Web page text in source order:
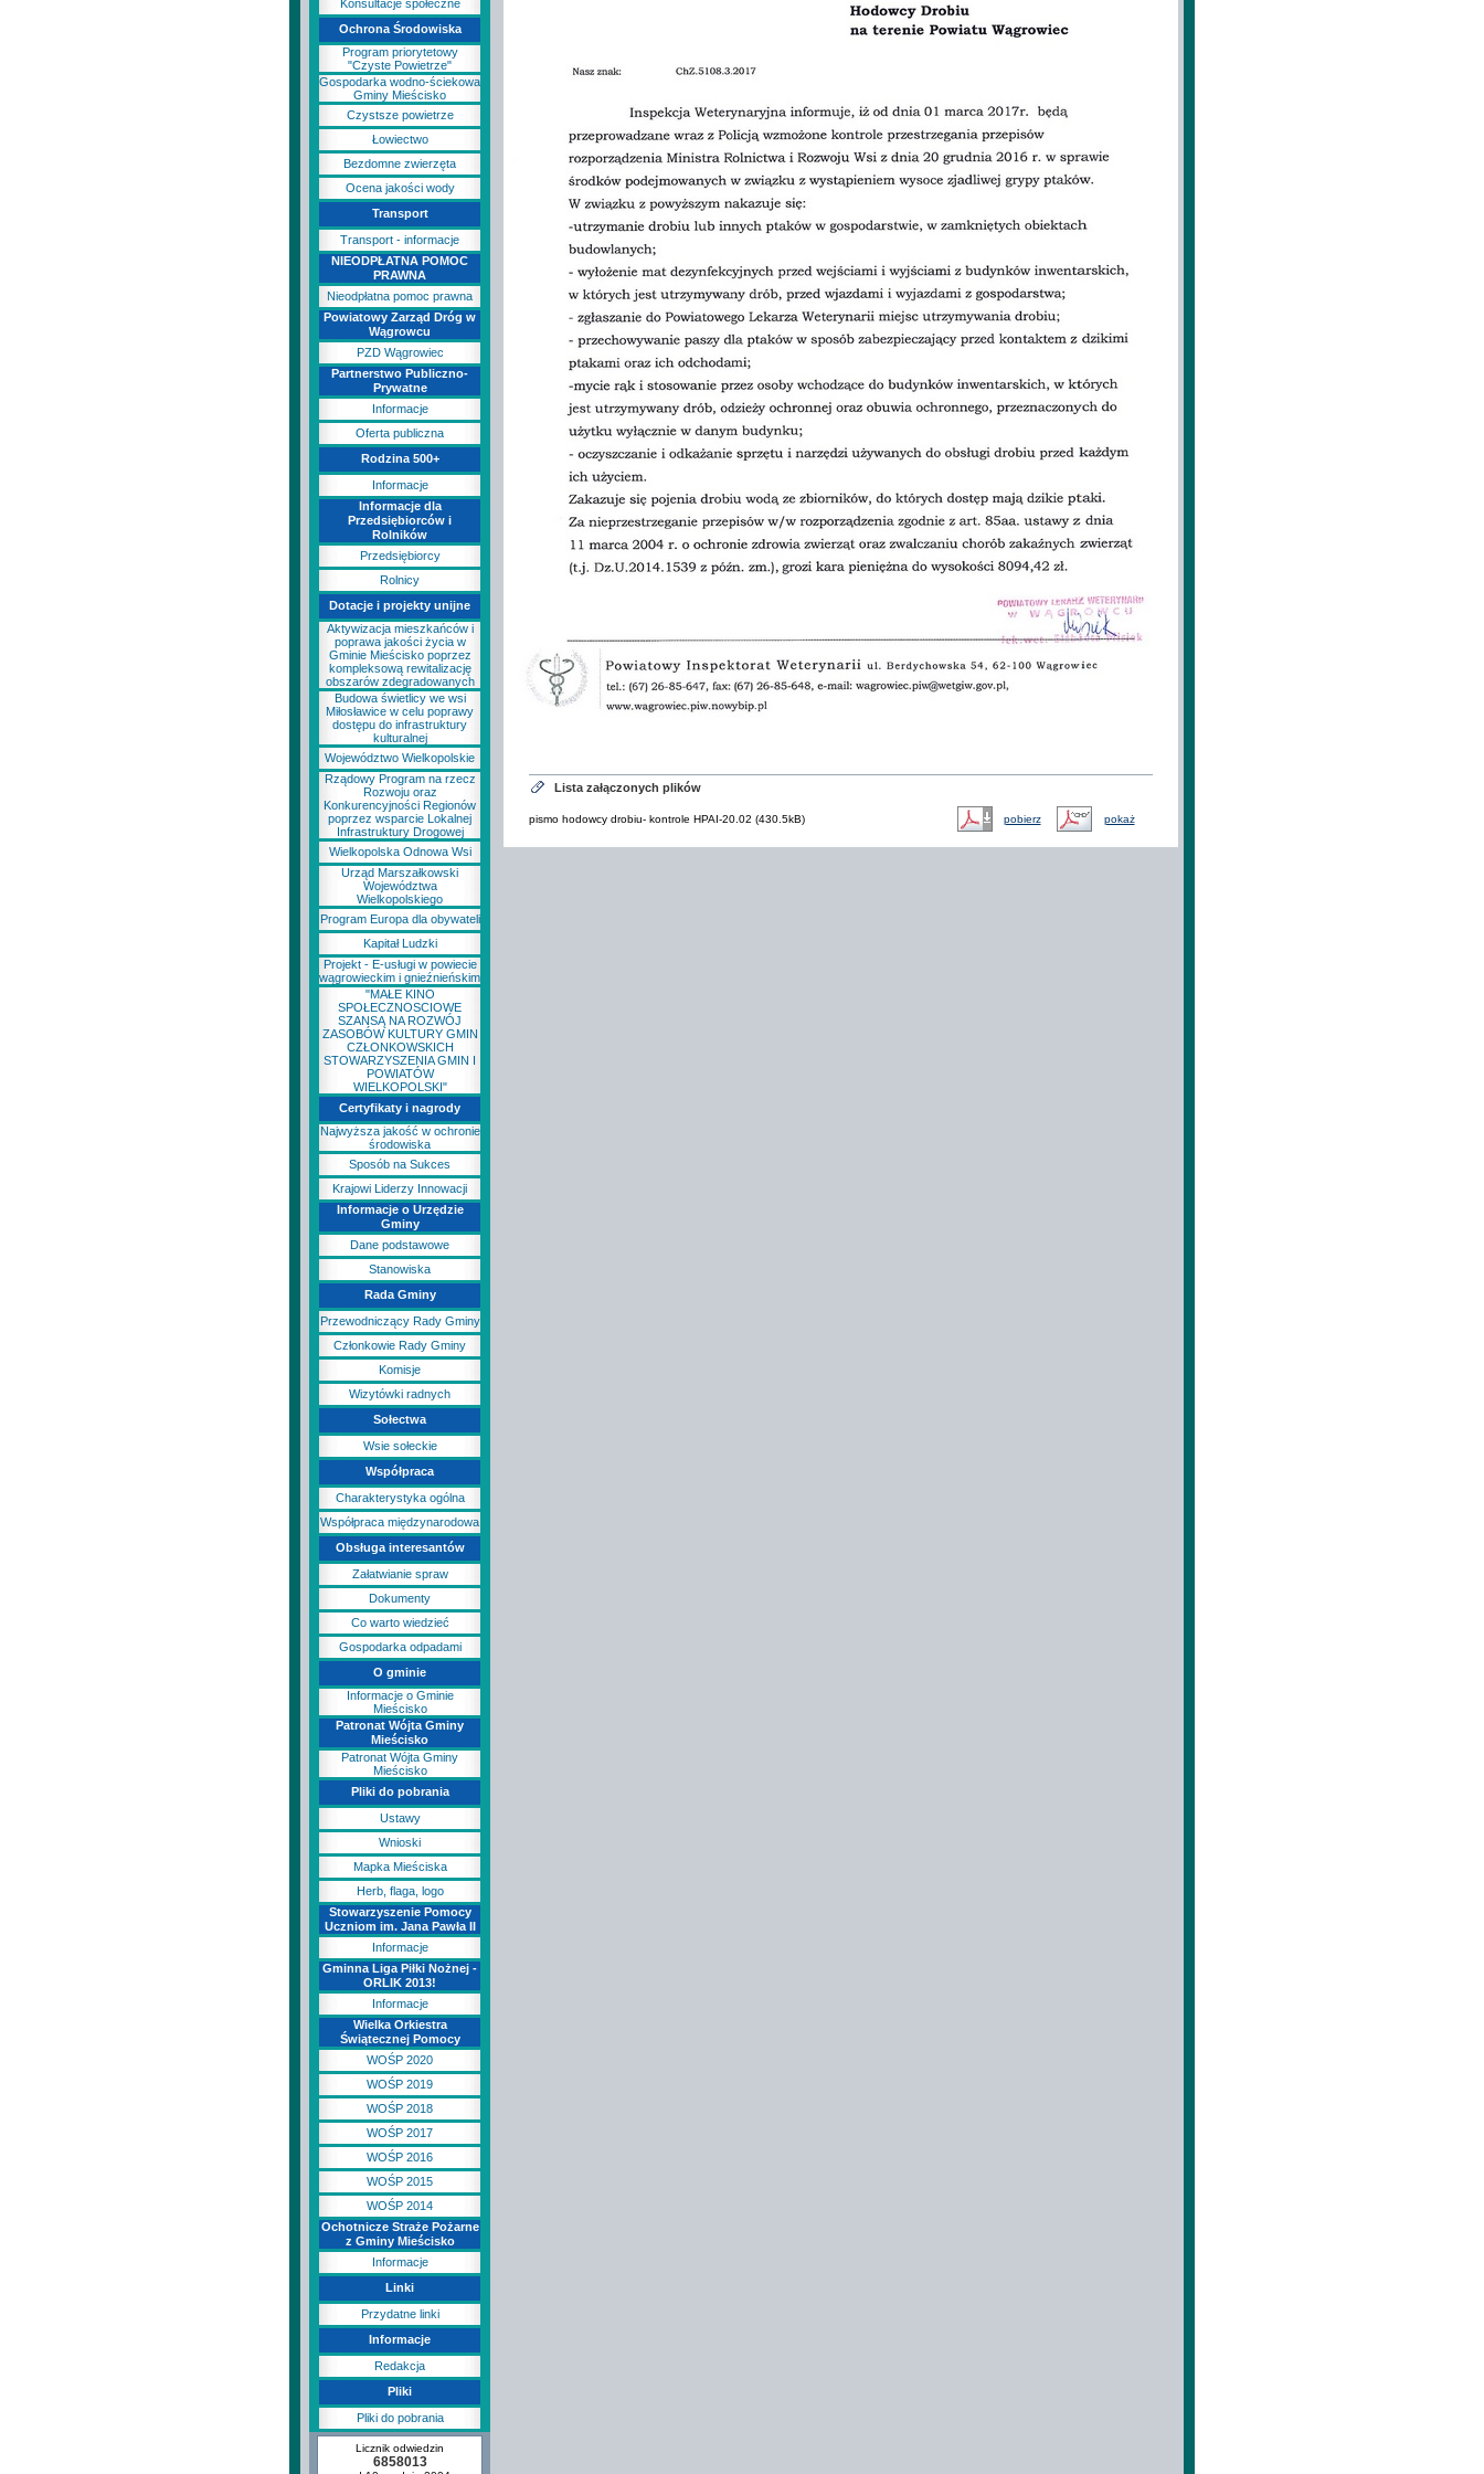
Konsultacje społeczne
Ochrona Środowiska
Program priorytetowy
"Czyste Powietrze"
Gospodarka wodno-ściekowa
Gminy Mieścisko
Czystsze powietrze
Łowiectwo
Bezdomne zwierzęta
Ocena jakości wody
Transport
Transport - informacje
NIEODPŁATNA POMOC
PRAWNA
Nieodpłatna pomoc prawna
Powiatowy Zarząd Dróg w
Wągrowcu
PZD Wągrowiec
Partnerstwo Publiczno-
Prywatne
Informacje
Oferta publiczna
Rodzina 500+
Informacje
Informacje dla
Przedsiębiorców i
Rolników
Przedsiębiorcy
Rolnicy
Dotacje i projekty unijne
Aktywizacja mieszkańców i
poprawa jakości życia w
Gminie Mieścisko poprzez
kompleksową rewitalizację
obszarów zdegradowanych
Budowa świetlicy we wsi
Miłosławice w celu poprawy
dostępu do infrastruktury
kulturalnej
Województwo Wielkopolskie
Rządowy Program na rzecz
Rozwoju oraz
Konkurencyjności Regionów
poprzez wsparcie Lokalnej
Infrastruktury Drogowej
Wielkopolska Odnowa Wsi
Urząd Marszałkowski
Województwa
Wielkopolskiego
Program Europa dla obywateli
Kapitał Ludzki
Projekt - E-usługi w powiecie
wągrowieckim i gnieźnieńskim
"MAŁE KINO
SPOŁECZNOSCIOWE
SZANSĄ NA ROZWÓJ
ZASOBÓW KULTURY GMIN
CZŁONKOWSKICH
STOWARZYSZENIA GMIN I
POWIATÓW
WIELKOPOLSKI"
Certyfikaty i nagrody
Najwyższa jakość w ochronie
środowiska
Sposób na Sukces
Krajowi Liderzy Innowacji
Informacje o Urzędzie
Gminy
Dane podstawowe
Stanowiska
Rada Gminy
Przewodniczący Rady Gminy
Członkowie Rady Gminy
Komisje
Wizytówki radnych
Sołectwa
Wsie sołeckie
Współpraca
Charakterystyka ogólna
Współpraca międzynarodowa
Obsługa interesantów
Załatwianie spraw
Dokumenty
Co warto wiedzieć
Gospodarka odpadami
O gminie
Informacje o Gminie
Mieścisko
Patronat Wójta Gminy
Mieścisko
Patronat Wójta Gminy
Mieścisko
Pliki do pobrania
Ustawy
Wnioski
Mapka Mieściska
Herb, flaga, logo
Stowarzyszenie Pomocy
Uczniom im. Jana Pawła II
Informacje
Gminna Liga Piłki Nożnej -
ORLIK 2013!
Informacje
Wielka Orkiestra
Świątecznej Pomocy
WOŚP 2020
WOŚP 2019
WOŚP 2018
WOŚP 2017
WOŚP 2016
WOŚP 2015
WOŚP 2014
Ochotnicze Straże Pożarne
z Gminy Mieścisko
Informacje
Linki
Przydatne linki
Informacje
Redakcja
Pliki
Pliki do pobrania
Licznik odwiedzin
6858013
Lista załączonych plików
pismo hodowcy drobiu- kontrole HPAI-20.02 (430.5kB) pobierz pokaż